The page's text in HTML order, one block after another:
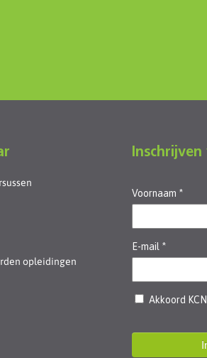
opleidingen